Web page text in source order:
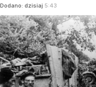
Dodano: dzisiaj 5:43